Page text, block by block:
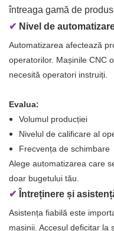
întreaga gamă de
✔ Nivel de
Automatizarea afectează
operatorilor. Mașinile CNC
necesită operatori instruiți.
Evalua:
Volumul producției
Nivelul de calificare al
Frecvența de schimbare
Alege automatizarea care
doar bugetului tău.
✔ Întreținere și
Asistența fiabilă este
mașinii. Accesul deficitar la